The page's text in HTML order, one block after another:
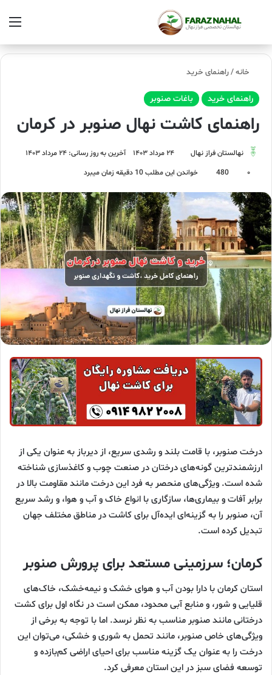
خانه/راهنمای خرید
راهنمای خرید باغات صنوبر
راهنمای کاشت نهال صنوبر در کرمان
نهالستان فراز نهال ۲۴ مرداد ۱۴۰۳
آخرین به روز رسانی: ۲۴ مرداد ۱۴۰۳
۰
480 خواندن این مطلب 10 دقیقه زمان میبرد
درخت صنوبر، با قامت بلند و رشدی سریع، از دیرباز به عنوان یکی از
ارزشمندترین گونه‌های درختان در صنعت چوب و کاغذسازی شناخته
شده است. ویژگی‌های منحصر به فرد این درخت مانند مقاومت بالا در
برابر آفات و بیماری‌ها، سازگاری با انواع خاک و آب و هوا، و رشد سریع
آن، صنوبر را به گزینه‌ای ایده‌آل برای کاشت در مناطق مختلف جهان
تبدیل کرده است.
کرمان؛ سرزمینی مستعد برای پرورش صنوبر
استان کرمان با دارا بودن آب و هوای خشک و نیمه‌خشک، خاک‌های
قلیایی و شور، و منابع آبی محدود، ممکن است در نگاه اول برای کشت
درختانی مانند صنوبر مناسب به نظر نرسد. اما با توجه به برخی از
ویژگی‌های خاص صنوبر، مانند تحمل به شوری و خشکی، می‌توان این
درخت را به عنوان یک گزینه مناسب برای احیای اراضی کم‌بازده و
توسعه فضای سبز در این استان معرفی کرد.